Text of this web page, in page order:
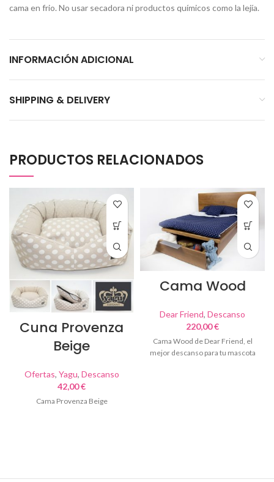
cama en frio. No usar secadora ni productos químicos como la lejía.
INFORMACIÓN ADICIONAL
SHIPPING & DELIVERY
PRODUCTOS RELACIONADOS
Cuna Provenza
Beige
Ofertas, Yagu, Descanso
42,00€
Cama Provenza Beige
Cama Wood
Dear Friend, Descanso
220,00€
Cama Wood de Dear Friend, el
mejor descanso para tu mascota